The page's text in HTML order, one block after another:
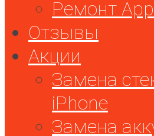
Ремонт
Отзывы
Акции
Замена
iPhone
Замена